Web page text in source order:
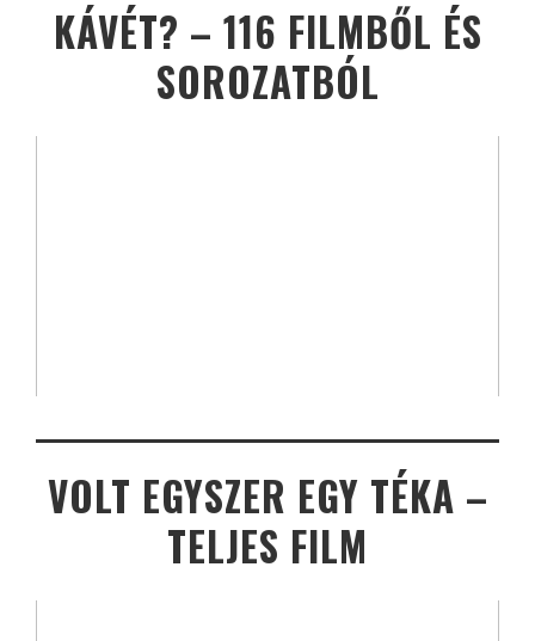
KÁVÉT? – 116 FILMBŐL ÉS
SOROZATBÓL
VOLT EGYSZER EGY TÉKA –
TELJES FILM